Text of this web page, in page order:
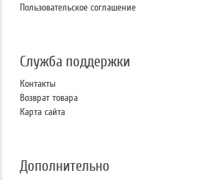
Пользовательское соглашение
Служба поддержки
Контакты
Возврат товара
Карта сайта
Дополнительно